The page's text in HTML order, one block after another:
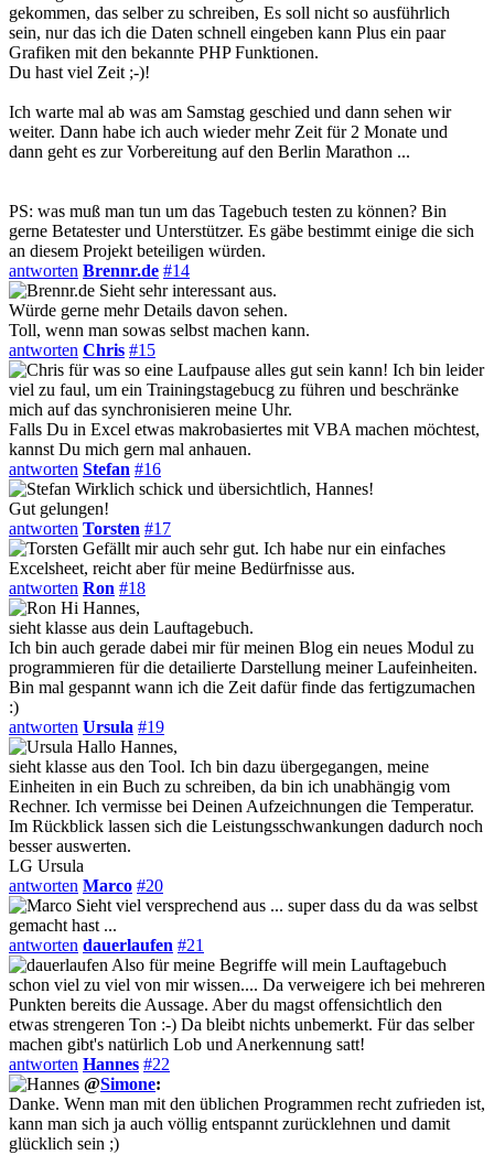
gekommen, das selber zu schreiben, Es soll nicht so ausführlich
sein, nur das ich die Daten schnell eingeben kann Plus ein paar
Grafiken mit den bekannte PHP Funktionen.
Du hast viel Zeit ;-)!
Ich warte mal ab was am Samstag geschied und dann sehen wir
weiter. Dann habe ich auch wieder mehr Zeit für 2 Monate und
dann geht es zur Vorbereitung auf den Berlin Marathon ...
PS: was muß man tun um das Tagebuch testen zu können? Bin
gerne Betatester und Unterstützer. Es gäbe bestimmt einige die sich
an diesem Projekt beteiligen würden.
antworten Brennr.de #14
Sieht sehr interessant aus.
Würde gerne mehr Details davon sehen.
Toll, wenn man sowas selbst machen kann.
antworten Chris #15
für was so eine Laufpause alles gut sein kann! Ich bin leider
viel zu faul, um ein Trainingstagebucg zu führen und beschränke
mich auf das synchronisieren meine Uhr.
Falls Du in Excel etwas makrobasiertes mit VBA machen möchtest,
kannst Du mich gern mal anhauen.
antworten Stefan #16
Wirklich schick und übersichtlich, Hannes!
Gut gelungen!
antworten Torsten #17
Gefällt mir auch sehr gut. Ich habe nur ein einfaches
Excelsheet, reicht aber für meine Bedürfnisse aus.
antworten Ron #18
Hi Hannes,
sieht klasse aus dein Lauftagebuch.
Ich bin auch gerade dabei mir für meinen Blog ein neues Modul zu
programmieren für die detailierte Darstellung meiner Laufeinheiten.
Bin mal gespannt wann ich die Zeit dafür finde das fertigzumachen
:)
antworten Ursula #19
Hallo Hannes,
sieht klasse aus den Tool. Ich bin dazu übergegangen, meine
Einheiten in ein Buch zu schreiben, da bin ich unabhängig vom
Rechner. Ich vermisse bei Deinen Aufzeichnungen die Temperatur.
Im Rückblick lassen sich die Leistungsschwankungen dadurch noch
besser auswerten.
LG Ursula
antworten Marco #20
Sieht viel versprechend aus ... super dass du da was selbst
gemacht hast ...
antworten dauerlaufen #21
Also für meine Begriffe will mein Lauftagebuch
schon viel zu viel von mir wissen.... Da verweigere ich bei mehreren
Punkten bereits die Aussage. Aber du magst offensichtlich den
etwas strengeren Ton :-) Da bleibt nichts unbemerkt. Für das selber
machen gibt's natürlich Lob und Anerkennung satt!
antworten Hannes #22
@Simone:
Danke. Wenn man mit den üblichen Programmen recht zufrieden ist,
kann man sich ja auch völlig entspannt zurücklehnen und damit
glücklich sein ;)